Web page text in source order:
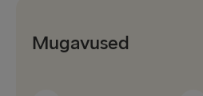
Mugavused